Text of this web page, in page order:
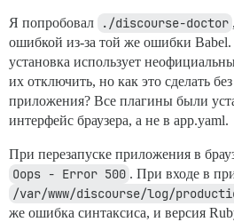
at Module.load
at Module._load
at Module.require
at require
at Object.<anonymous> (/
at Module._compile
at Module._extensions..js
at Module._load
at Module.require
at require
Я попробовал ./discourse-doctor
ошибкой из-за той же ошибки
установка использует
их отключить, но как это сделать
приложения? Все плагины были
интерфейс браузера, а не в app.yaml.
При перезапуске приложения в
Oops - Error 500 . При входе в
/var/www/discourse/log/
же ошибка синтаксиса, и версия